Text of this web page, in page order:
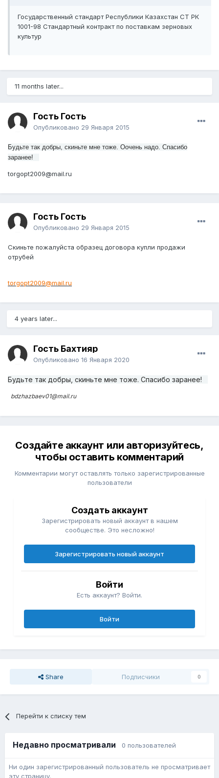
Государственный стандарт Республики Казахстан СТ РК
1001-98 Стандартный контракт по поставкам зерновых
культур
11 months later...
Гость Гость
Опубликовано 29 Января 2015
Будьте так добры, скиньте мне тоже. Оочень надо. Спасибо
заранее!
torgopt2009@mail.ru
Гость Гость
Опубликовано 29 Января 2015
Скиньте пожалуйста образец договора купли продажи
отрубей
torgopt2009@mail.ru
4 years later...
Гость Бахтияр
Опубликовано 16 Января 2020
Будьте так добры, скиньте мне тоже. Спасибо заранее!
bdzhazbaev01@mail.ru
Создайте аккаунт или авторизуйтесь,
чтобы оставить комментарий
Комментарии могут оставлять только зарегистрированные
пользователи
Создать аккаунт
Зарегистрировать новый аккаунт в нашем
сообществе. Это несложно!
Зарегистрировать новый аккаунт
Войти
Есть аккаунт? Войти.
Войти
Share Подписчики 0
Перейти к списку тем
Недавно просматривали 0 пользователей
Ни один зарегистрированный пользователь не просматривает
эту страницу.